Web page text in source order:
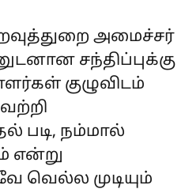
அமைச்சர்
சந்திப்புக்கு
குழுவிடம்
படி, நம்மால்
என்று
வெல்ல முடியும்